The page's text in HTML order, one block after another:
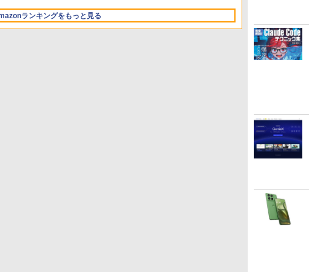
16GBユニファイドメモ
リ、512GB SSDストレ
ージ、12MPセンターフ
FMVWK3E15W_AZ
版
版にも！ 非エンジニア
のためのAIコーディン
グ入門シリーズ
広告無し、ブラック
(2025年発売)
ト、プレミアムペン付
ランキングをもっと見る